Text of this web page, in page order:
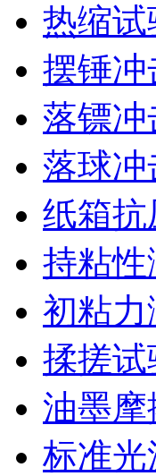
热缩试
摆锤
落镖冲
落球
纸箱抗
持粘性
初粘力
揉搓试
油墨
标准光